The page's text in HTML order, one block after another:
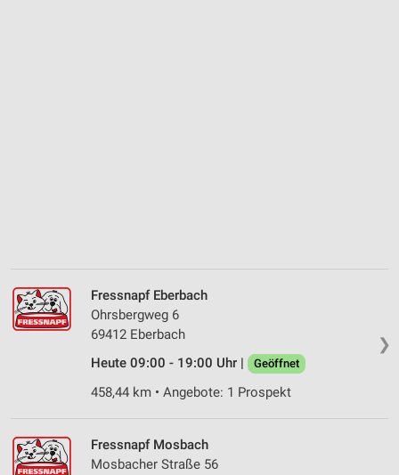
❯
Fressnapf Eberbach
Ohrsbergweg 6
69412 Eberbach
Heute 09:00 - 19:00 Uhr |
Geöffnet
458,44 km • Angebote: 1 Prospekt
Fressnapf Mosbach
Mosbacher Straße 56